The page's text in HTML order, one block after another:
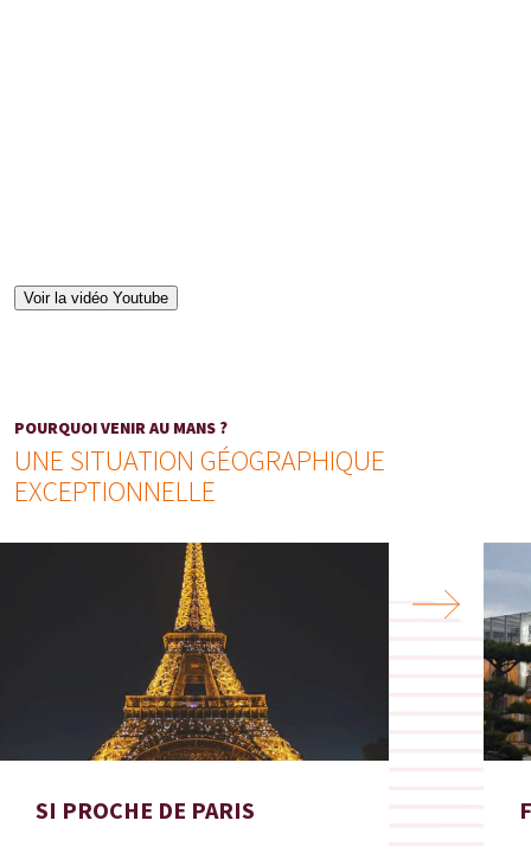
Voir la vidéo Youtube
POURQUOI VENIR AU MANS ?
UNE SITUATION GÉOGRAPHIQUE
EXCEPTIONNELLE
SI PROCHE DE PARIS
Next